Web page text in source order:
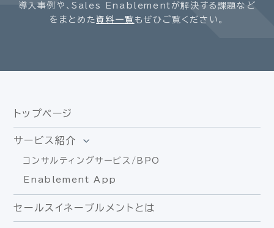
導入事例や、Sales Enablementが解決する課題など
をまとめた資料一覧 もぜひご覧ください。
トップページ
サービス紹介
コンサルティングサービス/BPO
Enablement App
セールスイネーブルメントとは